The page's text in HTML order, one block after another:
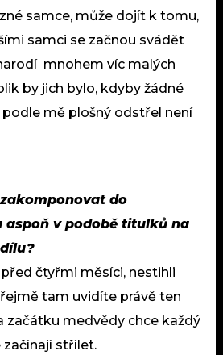
samce, může dojít k tomu,
samci se začnou svádět
mnohem víc malých
by jich bylo, kdyby žádné
podle mě plošný odstřel není
do
aspoň v podobě titulků na
čtyřmi měsíci, nestihli
tam uvidíte právě ten
začátku medvědy chce každý
začínají střílet.